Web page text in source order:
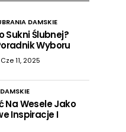
DAMSKIE
Sukni Ślubnej?
Wyboru
Cze 11, 2025
Na Wesele Jako
Inspiracje I